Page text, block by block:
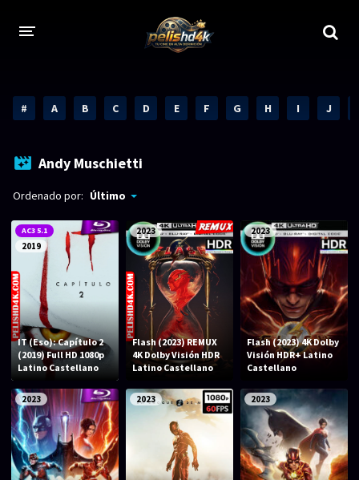
1080p 1080p Full HD
2160p REMUX 4K
720p 60 FPS
h265 HEVC 1080p REMUX
Bluray Completos
GÉNEROS
Acción Animación
Aventura Ciencia ficción
Comedia Crimen
Terror Drama
# A B C D E F G H I J
Andy Muschietti
Ordenado por: Último
AC3 5.1
2019
IT (Eso): Capítulo 2
(2019) Full HD 1080p
Latino Castellano
2023
Flash (2023) REMUX
4K Dolby Visión HDR
Latino Castellano
2023
Flash (2023) 4K Dolby
Visión HDR+ Latino
Castellano
2023 2023 2023